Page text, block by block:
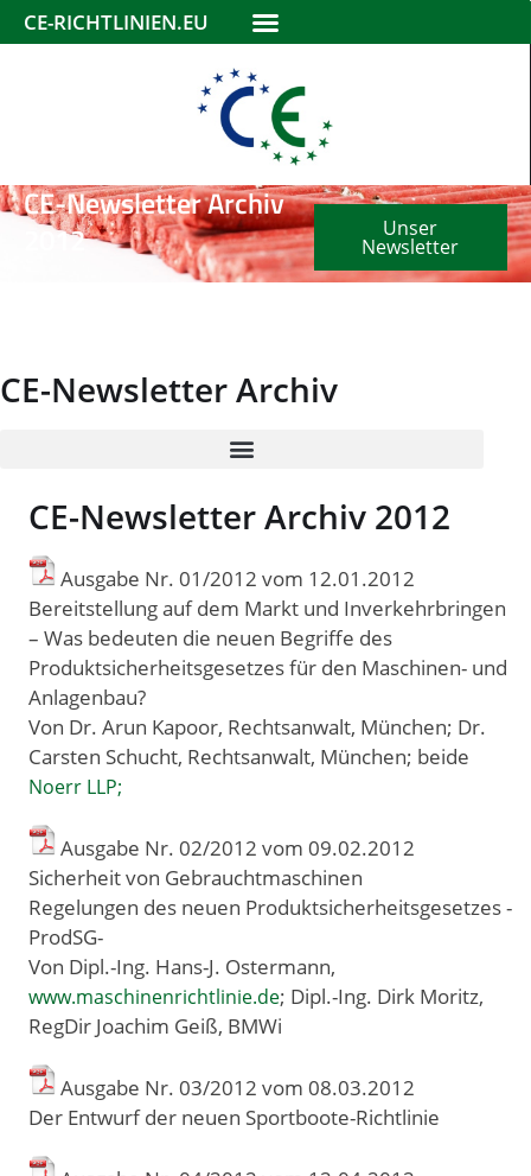
CE-RICHTLINIEN.EU
CE-Newsletter Archiv
2012
Unser
Newsletter
CE-Newsletter Archiv
CE-Newsletter Archiv 2012
Ausgabe Nr. 01/2012 vom 12.01 .2012
Bereitstellung auf dem Markt und Inverkehrbringen
– Was bedeuten die neuen Begriffe des
Produktsicherheitsgesetzes für den Maschinen- und
Anlagenbau?
Von Dr. Arun Kapoor, Rechtsanwalt, München; Dr.
Carsten Schucht, Rechtsanwalt, München; beide
Noerr LLP;
Ausgabe Nr. 02/2012 vom 09.02.2012
Sicherheit von Gebrauchtmaschinen
Regelungen des neuen Produktsicherheitsgesetzes -
ProdSG-
Von Dipl.-Ing. Hans-J. Ostermann,
www.maschinenrichtlinie.de; Dipl.-Ing. Dirk Moritz,
RegDir Joachim Geiß, BMWi
Ausgabe Nr. 03/2012 vom 08.03.2012
Der Entwurf der neuen Sportboote-Richtlinie